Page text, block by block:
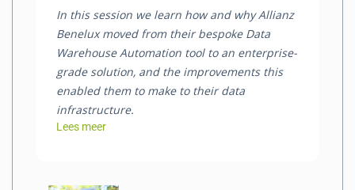
In this session we learn how and why Allianz
Benelux moved from their bespoke Data
Warehouse Automation tool to an enterprise-
grade solution, and the improvements this
enabled them to make to their data
infrastructure.
Lees meer